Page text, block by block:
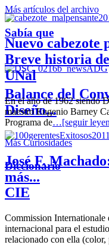
Nuevo cabezote
Balance del
Diseño...
José F.
más...
Más artículos del archivo
Sabía que
Breve historia
UNal
En el año de 1962 siendo
maestro Eugenio Barney
Programa de…[seguir
Más Curiosidades
Diccionario
CIE
Commission
internacional para el
relacionado con ella (color,